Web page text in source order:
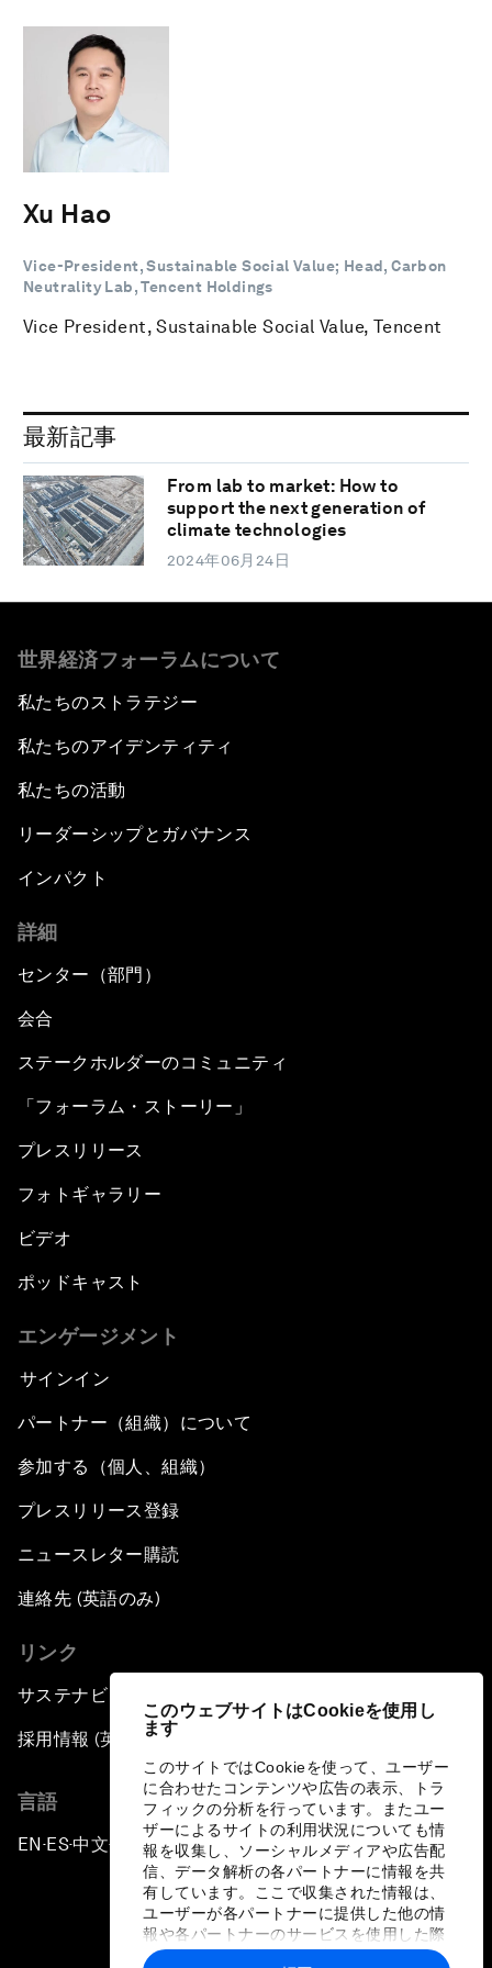
このウェブサイトはCookieを使用し
ます
このサイトではCookieを使って、ユーザー
に合わせたコンテンツや広告の表示、トラ
フィックの分析を行っています。またユー
ザーによるサイトの利用状況についても情
報を収集し、ソーシャルメディアや広告配
信、データ解析の各パートナーに情報を共
有しています。ここで収集された情報は、
ユーザーが各パートナーに提供した他の情
報や各パートナーのサービスを使用した際
に収集された情報と組み合わされ、各パー
Xu Hao
Vice-President, Sustainable Social Value; Head, Carbon
Neutrality Lab, Tencent Holdings
Vice President, Sustainable Social Value, Tencent
最新記事
From lab to market: How to
support the next generation of
climate technologies
2024年06月24日
世界経済フォーラムについて
私たちのストラテジー
私たちのアイデンティティ
私たちの活動
リーダーシップとガバナンス
インパクト
詳細
センター（部門）
会合
ステークホルダーのコミュニティ
「フォーラム・ストーリー」
プレスリリース
フォトギャラリー
ビデオ
ポッドキャスト
エンゲージメント
サインイン
パートナー（組織）について
参加する（個人、組織）
プレスリリース登録
ニュースレター購読
連絡先 (英語のみ)
リンク
サステナビリティへの取り組み
採用情報 (英語のみ)
言語
EN ▪ ES▪中文▪ 日本語